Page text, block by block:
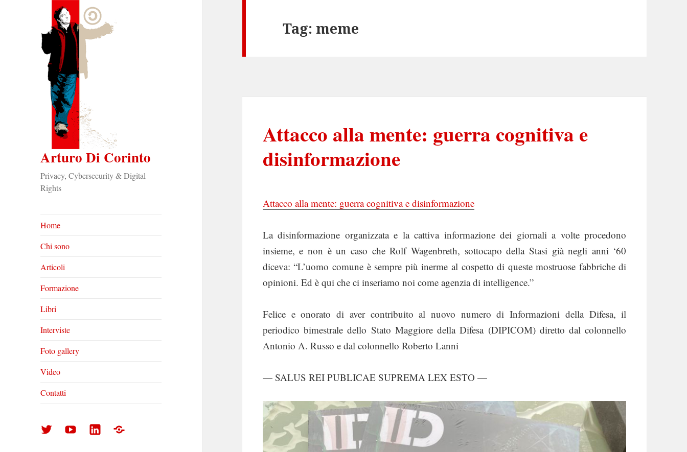
Arturo Di Corinto
Privacy, Cybersecurity & Digital
Rights
Home
Chi sono
Articoli
Formazione
Libri
Interviste
Foto gallery
Video
Contatti
ArturoArturoArturoFoto
Tag: meme
Attacco alla mente: guerra cognitiva e
disinformazione
Attacco alla mente: guerra cognitiva e disinformazione
La disinformazione organizzata e la cattiva informazione dei giornali a volte procedono
insieme, e non è un caso che Rolf Wagenbreth, sottocapo della Stasi già negli anni ‘60
diceva: “L’uomo comune è sempre più inerme al cospetto di queste mostruose fabbriche di
opinioni. Ed è qui che ci inseriamo noi come agenzia di intelligence.”
Felice e onorato di aver contribuito al nuovo numero di Informazioni della Difesa, il
periodico bimestrale dello Stato Maggiore della Difesa (DIPICOM) diretto dal colonnello
Antonio A. Russo e dal colonnello Roberto Lanni
— SALUS REI PUBLICAE SUPREMA LEX ESTO —